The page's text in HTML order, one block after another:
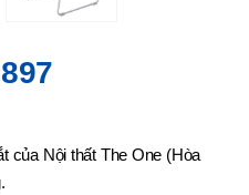
của Nội thất The One (Hòa